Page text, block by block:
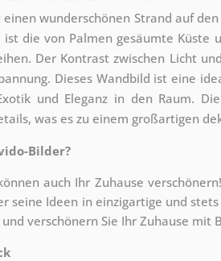
wunderschönen Strand auf
ist die von Palmen gesäumte
Der Kontrast zwischen Licht
Dieses Wandbild ist eine
und Eleganz in den Raum.
was es zu einem großartigen
Bilder?
auch Ihr Zuhause verschönern!
seine Ideen in einzigartige und
verschönern Sie Ihr Zuhause mit